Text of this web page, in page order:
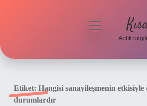
Yasal Uyarı
menüyü
Anlık
Etiket: Hangisi sanayileşmenin etkisiyle
durumlardır